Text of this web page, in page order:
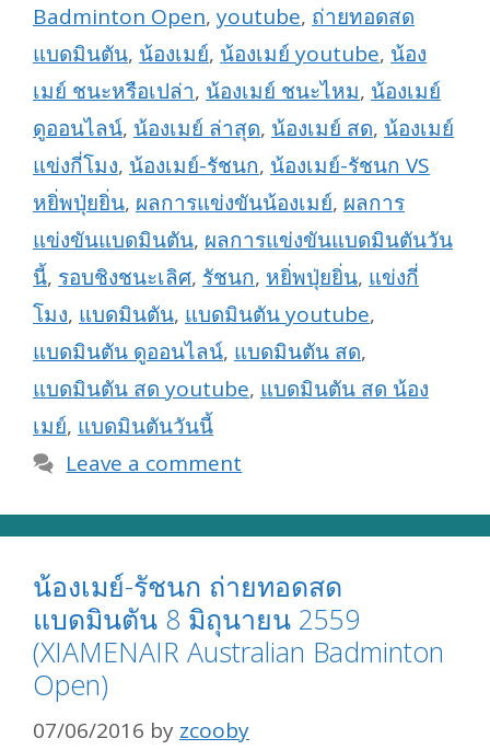
Badminton Open, youtube, ถ่ายทอดสด
แบดมินตัน, น้องเมย์, น้องเมย์ youtube, น้อง
เมย์ ชนะหรือเปล่า, น้องเมย์ ชนะไหม, น้องเมย์
ดูออนไลน์, น้องเมย์ ล่าสุด, น้องเมย์ สด, น้องเมย์
แข่งกี่โมง, น้องเมย์-รัชนก, น้องเมย์-รัชนก VS
หยิ่พปุ่ยยิ่น, ผลการแข่งขันน้องเมย์, ผลการ
แข่งขันแบดมินตัน, ผลการแข่งขันแบดมินตันวัน
นี้, รอบชิงชนะเลิศ, รัชนก, หยิ่พปุ่ยยิ่น, แข่งกี่
โมง, แบดมินตัน, แบดมินตัน youtube,
แบดมินตัน ดูออนไลน์, แบดมินตัน สด,
แบดมินตัน สด youtube, แบดมินตัน สด น้อง
เมย์, แบดมินตันวันนี้
Leave a comment
น้องเมย์-รัชนก ถ่ายทอดสด
แบดมินตัน 8 มิถุนายน 2559
(XIAMENAIR Australian Badminton
Open)
07/06/2016 by zcooby